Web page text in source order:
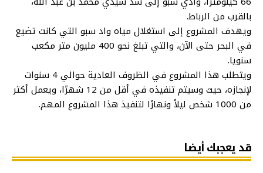
بالقرب من الرباط.
ويهدف المشروع إلى استغلال مياه واد سبو التي كانت تضيع
في البحر حتى الآن، والتي تبلغ نحو 400 مليون متر مكعب
سنويا.
ويتطلب هذا المشروع في الظروف العادية حوالي 4 سنوات
لإنجازه، حيث وسيتم تنفيذه في أقل من 12 شهرًا، ويعمل أكثر
من 1000 شخص ليلاً ونهارًا لتنفيذ هذا المشروع المهم.
قد يعجبك أيضا